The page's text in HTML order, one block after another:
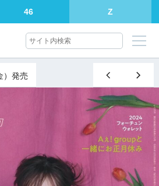
46 Z
）発売